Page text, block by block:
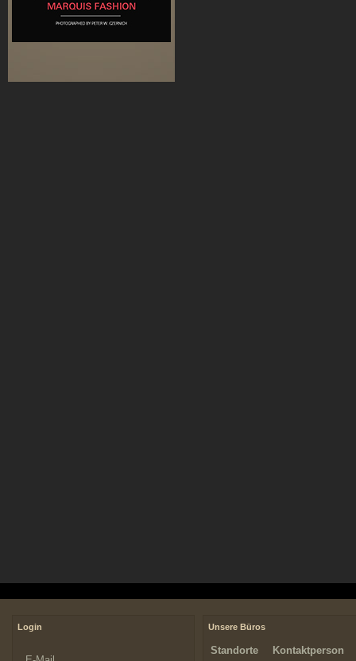
Login Unsere Büros
Standorte Kontaktperson